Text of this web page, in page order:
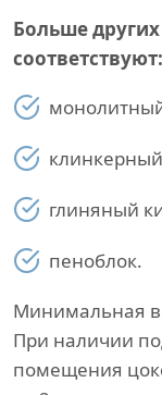
Больше
соответствуют:
глиняный
пеноблок.
Минимальная
При наличии
помещения